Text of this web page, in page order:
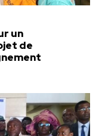
un
de